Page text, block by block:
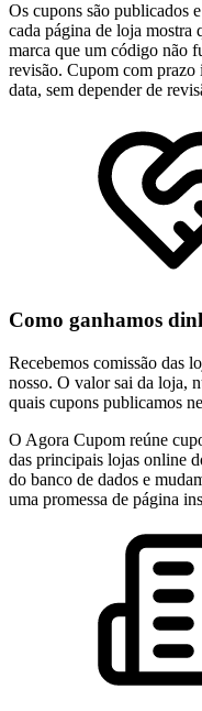
Os cupons são publicados
cada página de loja mostra
marca que um código não
revisão. Cupom com prazo
data, sem depender de
Como ganhamos
Recebemos comissão das
nosso. O valor sai da loja,
quais cupons publicamos
O Agora Cupom reúne
das principais lojas online
do banco de dados e
uma promessa de página